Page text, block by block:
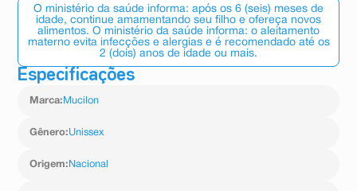
O ministério da saúde informa: após os 6 (seis) meses de
idade, continue amamentando seu filho e ofereça novos
alimentos. O ministério da saúde informa: o aleitamento
materno evita infecções e alergias e é recomendado até os
2 (dois) anos de idade ou mais.
Especificações
Marca: Mucilon
Gênero:Unissex
Origem: Nacional